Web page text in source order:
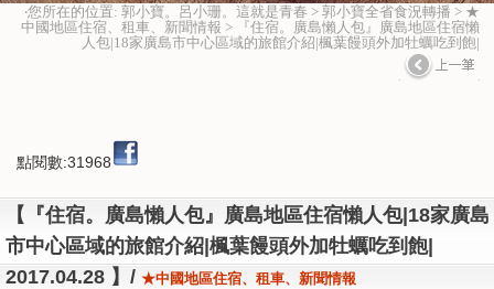
‧您所在的位置: 郭小寶。呂小珊。這就是青春 > 郭小寶全省食況轉播 > ★
中國地區住宿、租車、新聞情報 > 『住宿。廣島懶人包』廣島地區住宿懶
人包|18家廣島市中心區域的旅館介紹|楓葉饅頭外加牡蠣吃到飽|
點閱數:31968
【『住宿。廣島懶人包』廣島地區住宿懶人包|18家廣島
市中心區域的旅館介紹|楓葉饅頭外加牡蠣吃到飽|
2017.04.28 】/ ★中國地區住宿、租車、新聞情報